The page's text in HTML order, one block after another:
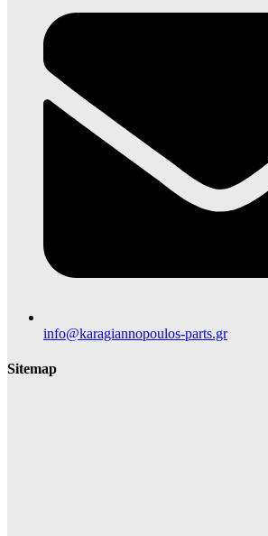
info@karagiannopoulos-parts.gr
Sitemap